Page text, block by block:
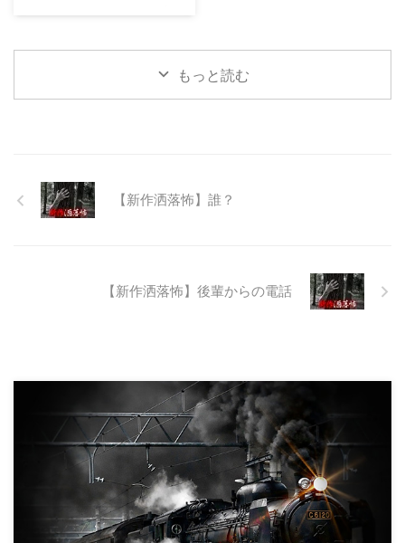
る。陸の孤島と呼ばれたその地区
と隣の市を繋ぐ林道として計画さ
継続が不可能となってしまったら
しい。 そこに残ったのは無責任
もっと読む
【新作洒落怖】誰？
【新作洒落怖】後輩からの電話